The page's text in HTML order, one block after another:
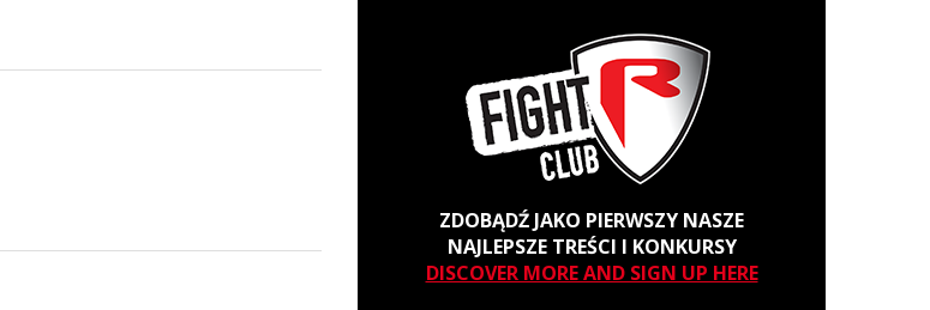
ZDOBĄDŹ JAKO PIERWSZY NASZE
NAJLEPSZE TREŚCI I KONKURSY
DISCOVER MORE AND SIGN UP HERE